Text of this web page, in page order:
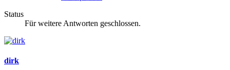
Status
Für weitere Antworten geschlossen.
dirk